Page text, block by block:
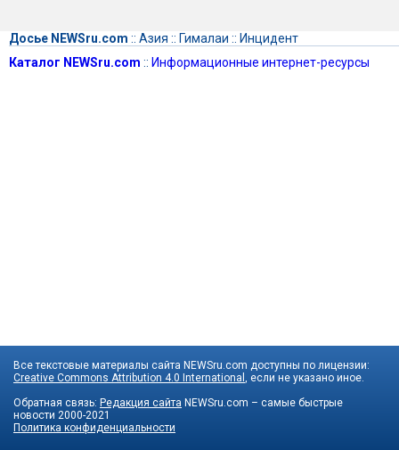
Досье NEWSru.com :: Азия :: Гималаи :: Инцидент
Каталог NEWSru.com :: Информационные интернет-ресурсы
Все текстовые материалы сайта NEWSru.com доступны по лицензии:
Creative Commons Attribution 4.0 International
, если не указано иное.
Обратная связь: Редакция сайта NEWSru.com – самые быстрые
новости 2000-2021
Политика конфиденциальности